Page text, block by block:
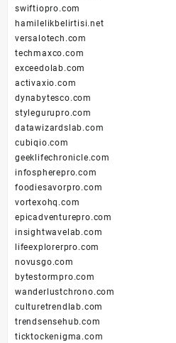
swiftiopro.com
hamilelikbelirtisi.net
versalotech.com
techmaxco.com
exceedolab.com
activaxio.com
dynabytesco.com
stylegurupro.com
datawizardslab.com
cubiqio.com
geeklifechronicle.com
infospherepro.com
foodiesavorpro.com
vortexohq.com
epicadventurepro.com
insightwavelab.com
lifeexplorerpro.com
novusgo.com
bytestormpro.com
wanderlustchrono.com
culturetrendlab.com
trendsensehub.com
ticktockenigma.com